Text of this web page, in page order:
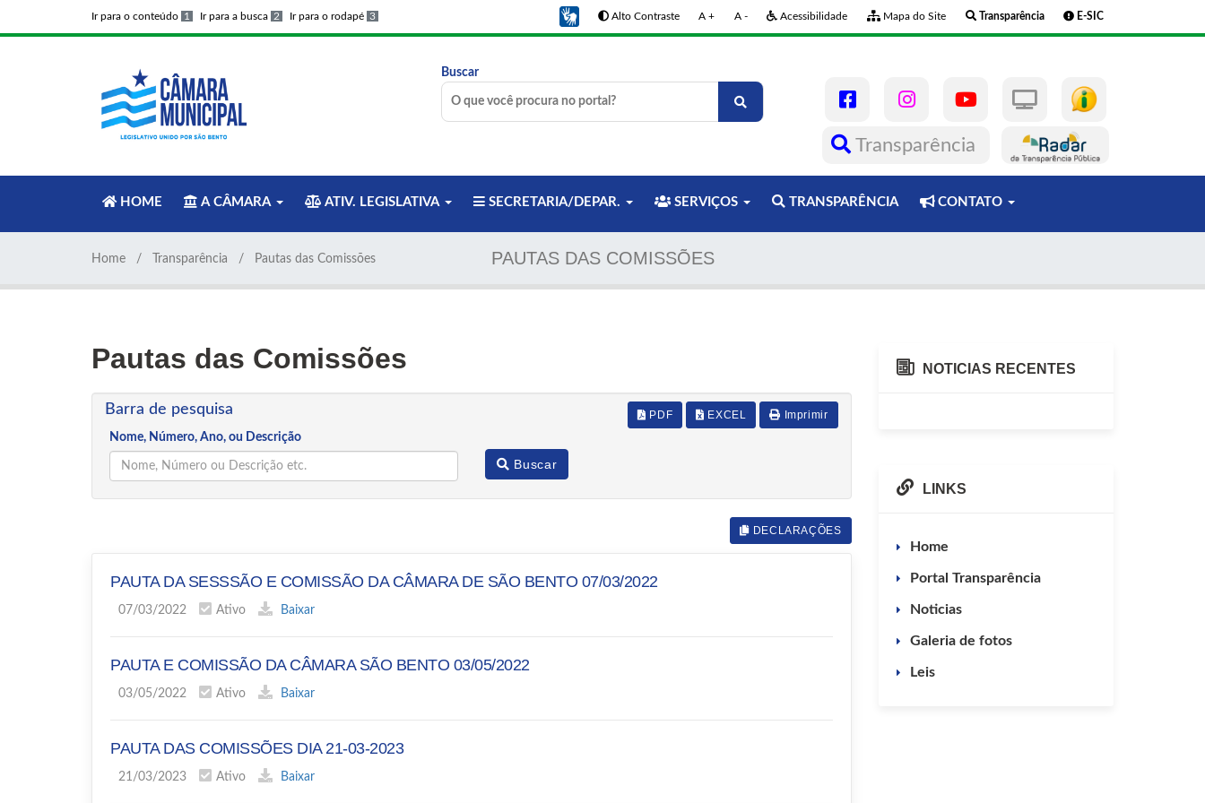
Ir para o conteúdo 1 Ir para a busca 2 Ir para o rodapé 3 Alto Contraste A + A - Acessibilidade Mapa do Site Transparência E-SIC
Buscar
Transparência
HOME A CÂMARA ATIV. LEGISLATIVA SECRETARIA/DEPAR. SERVIÇOS TRANSPARÊNCIA CONTATO
PAUTAS DAS COMISSÕES
Home Transparência Pautas das Comissões
Pautas das Comissões
Barra de pesquisa PDF EXCEL
Imprimir
Nome, Número, Ano, ou Descrição
Buscar
DECLARAÇÕES
PAUTA DA SESSSÃO E COMISSÃO DA CÂMARA DE SÃO BENTO 07/03/2022
07/03/2022 Ativo Baixar
PAUTA E COMISSÃO DA CÂMARA SÃO BENTO 03/05/2022
03/05/2022 Ativo Baixar
PAUTA DAS COMISSÕES DIA 21-03-2023
21/03/2023 Ativo Baixar
NOTICIAS RECENTES
LINKS
Home
Portal Transparência
Noticias
Galeria de fotos
Leis